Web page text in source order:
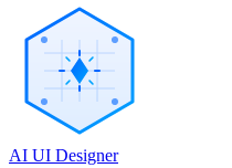
AI UI Designer